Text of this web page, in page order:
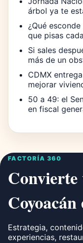
árbol ya te
¿Qué
que pisas
Si sales
más de un
CDMX
mejorar
50 a 49: el
en fiscal
FACTORÍA 360
Convierte
Estrategia,
experiencias,